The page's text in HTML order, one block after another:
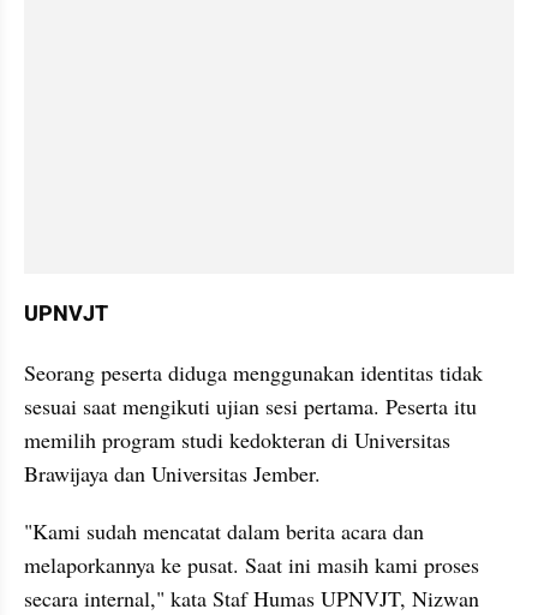
UPNVJT
Seorang peserta diduga menggunakan identitas tidak
sesuai saat mengikuti ujian sesi pertama. Peserta itu
memilih program studi kedokteran di Universitas
Brawijaya dan Universitas Jember.
"Kami sudah mencatat dalam berita acara dan
melaporkannya ke pusat. Saat ini masih kami proses
secara internal," kata Staf Humas UPNVJT, Nizwan